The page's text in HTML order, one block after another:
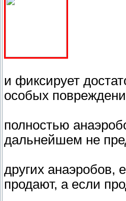
и фиксирует
особых
полностью
дальнейшем не
других анаэробов,
продают, а если